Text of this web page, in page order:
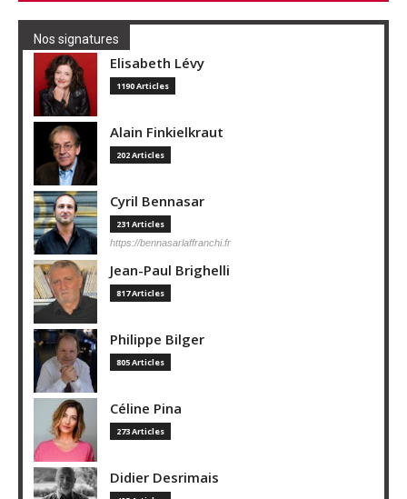
Nos signatures
Elisabeth Lévy
1190 Articles
Alain Finkielkraut
202 Articles
Cyril Bennasar
231 Articles
https://bennasarlaffranchi.fr
Jean-Paul Brighelli
817 Articles
Philippe Bilger
805 Articles
Céline Pina
273 Articles
Didier Desrimais